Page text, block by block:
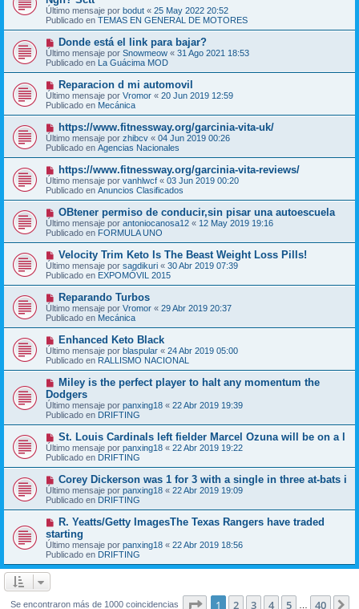
s
a
e
e
v
o
m
n
s
a
e
Último mensaje por bodut « 25 May 2022 20:52
Publicado en TEMAS EN GENERAL DE MOTORES
N
u
e
v
o
m
e
n
s
j
e
Donde está el link para bajar?
Último mensaje por Snowmeow « 31 Ago 2021 18:53
Publicado en La Guácima MOD
N
u
e
v
o
m
e
n
s
j
e
Reparacion d mi automovil
Último mensaje por Vromor « 20 Jun 2019 12:59
Publicado en Mecánica
N
u
e
v
o
m
e
n
s
a
j
e
https://www.fitnessway.org/garcinia-vita-uk/
Último mensaje por zhibcv « 04 Jun 2019 00:26
Publicado en Agencias Nacionales
N
u
e
v
m
e
n
s
a
j
e
https://www.fitnessway.org/garcinia-vita-reviews/
Último mensaje por vanhlwcf « 03 Jun 2019 00:20
Publicado en Anuncios Clasificados
N
u
e
v
o
m
e
n
s
j
e
OBtener permiso de conducir,sin pisar una autoescuela
Último mensaje por antoniocanosa12 « 12 May 2019 19:16
Publicado en FORMULA UNO
N
u
e
v
o
m
e
n
s
j
e
Velocity Trim Keto Is The Beast Weight Loss Pills!
Último mensaje por sagdikuri « 30 Abr 2019 07:39
Publicado en EXPOMÓVIL 2015
N
u
e
v
o
m
e
n
s
j
e
Reparando Turbos
Último mensaje por Vromor « 29 Abr 2019 20:37
Publicado en Mecánica
N
u
e
v
o
m
e
n
s
a
e
Enhanced Keto Black
Último mensaje por blaspular « 24 Abr 2019 05:00
Publicado en RALLISMO NACIONAL
N
e
v
o
m
e
n
s
a
e
Miley is the perfect player to halt any momentum the
Dodgers
Último mensaje por panxing18 « 22 Abr 2019 19:39
Publicado en DRIFTING
N
u
e
v
m
e
n
s
j
e
St. Louis Cardinals left fielder Marcel Ozuna will be on a l
Último mensaje por panxing18 « 22 Abr 2019 19:22
Publicado en DRIFTING
N
u
e
v
o
m
e
n
s
a
Corey Dickerson was 1 for 3 with a single in three at-bats i
Último mensaje por panxing18 « 22 Abr 2019 19:09
Publicado en DRIFTING
N
e
v
o
m
a
R. Yeatts/Getty ImagesThe Texas Rangers have traded
starting
Último mensaje por panxing18 « 22 Abr 2019 18:56
Publicado en DRIFTING
Se encontraron más de 1000 coincidencias Página de 40
1 2 3 4 5 40